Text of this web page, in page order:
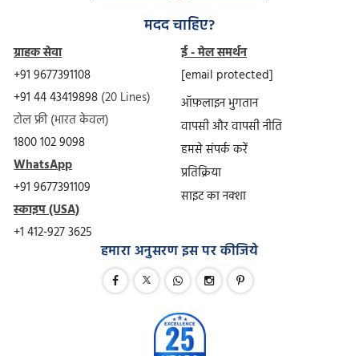
मदद चाहिए?
ग्राहक सेवा
+91 9677391108
+91 44 43419898 (20 Lines)
टोल फ्री (भारत केवल)
1800 102 9098
WhatsApp
+91 9677391109
स्काइप (USA)
+1 412-927 3625
ई - मेल समर्थन
[email protected]
ऑफ़लाइन भुगतान
वापसी और वापसी नीति
हमसे संपर्क करें
प्रतिक्रिया
साइट का नक्शा
हमारा अनुसरण इस पर कीजिये